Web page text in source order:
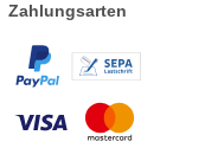
Zahlungsarten